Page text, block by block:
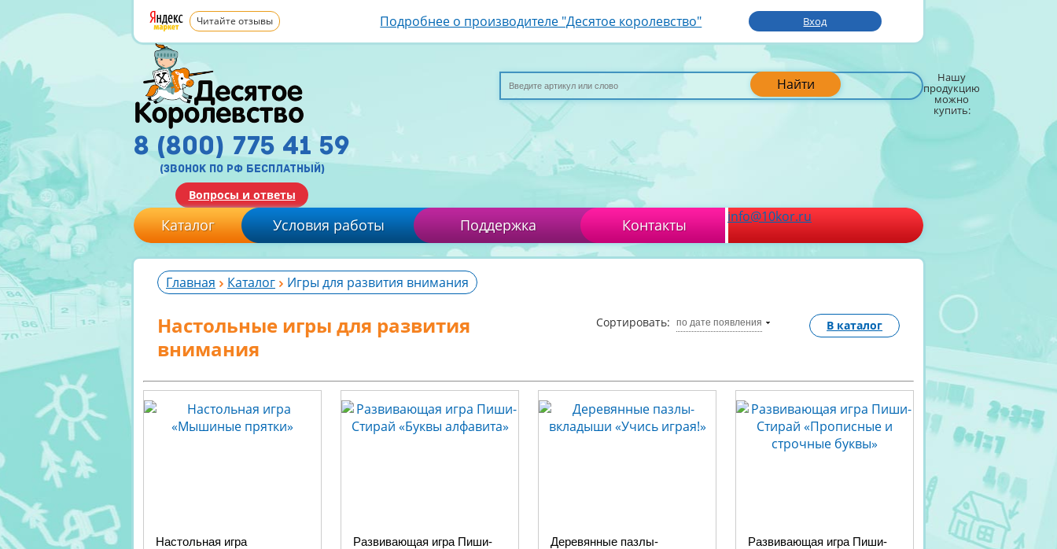
Читайте отзывы Подробнее о производителе "Десятое королевство" Вход
Найти Нашу
продукцию
можно
купить:
8 (800) 775 41 59
(звонок по рф бесплатный)
Вопросы и ответы
Каталог Условия работы Поддержка Контакты info@10kor.ru
Главная Каталог Игры для развития внимания
Настольные игры для развития
внимания
Сортировать: по дате появления В каталог
Настольная игра
Развивающая игра Пиши-
Деревянные пазлы-
Развивающая игра Пиши-